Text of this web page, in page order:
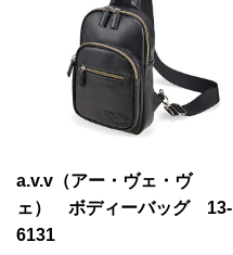
a.v.v（アー・ヴェ・ヴ
ェ） ボディーバッグ 13-
6131